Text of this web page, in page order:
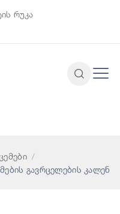
რუკა
გავრცელების